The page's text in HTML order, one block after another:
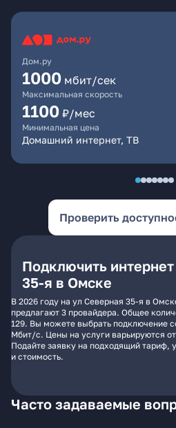
Дом.ру
1000 мбит/сек
Максимальная скорость
1100 ₽/мес
Минимальная цена
Домашний интернет, ТВ
Проверить
Подключить
35-я в Омске
В 2026 году на ул Северная 35-я в
предлагают 3 провайдера. Общее
129. Вы можете выбрать подключение
Мбит/с. Цены на услуги варьируются
Подайте заявку на подходящий тариф,
и стоимость.
Часто задаваемые